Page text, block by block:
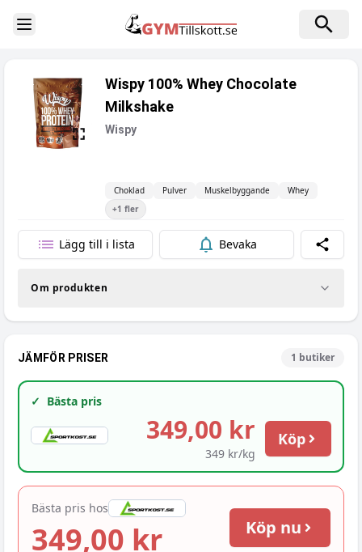
Toggle Sidebar
Wispy 100% Whey Chocolate
Milkshake
Wispy
Choklad Pulver Muskelbyggande
Whey
+1 fler
Lägg till i lista Bevaka Dela
Om produkten
JÄMFÖR PRISER 1 butiker
✓ Bästa pris
349,00 kr
349 kr/kg
Köp
Bästa pris hos
349,00 kr Köp nu